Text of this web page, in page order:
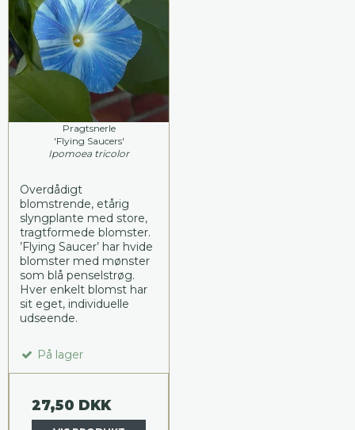
Pragtsnerle
'Flying Saucers'
Ipomoea tricolor
Overdådigt
blomstrende, etårig
slyngplante med store,
tragtformede blomster.
’Flying Saucer’ har hvide
blomster med mønster
som blå penselstrøg.
Hver enkelt blomst har
sit eget, individuelle
udseende.
På lager
27,50 DKK